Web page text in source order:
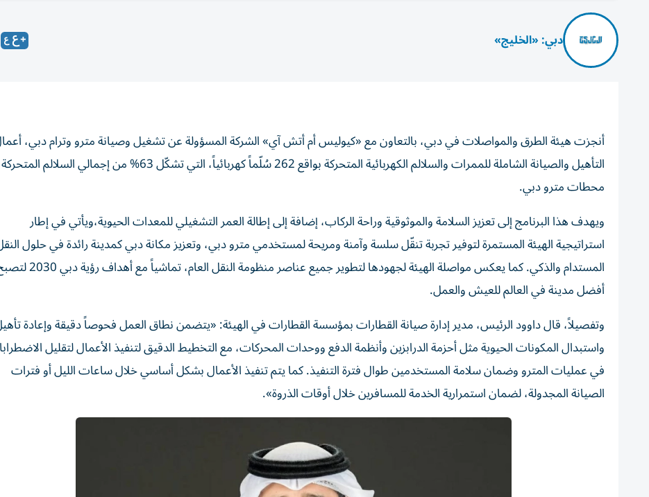
دبي: «الخليج»
أنجزت هيئة الطرق والمواصلات في دبي، بالتعاون مع «كيوليس أم أتش آي» الشركة المسؤولة عن تشغيل وصيانة مترو وترام دبي،
التأهيل والصيانة الشاملة للممرات والسلالم الكهربائية المتحركة بواقع 262 سُلّماً كهربائياً، التي تشكّل 63% من إجمالي
محطات مترو دبي.
ويهدف هذا البرنامج إلى تعزيز السلامة والموثوقية وراحة الركاب، إضافة إلى إطالة العمر التشغيلي للمعدات الحيوية،ويأتي في إطار
استراتيجية الهيئة المستمرة لتوفير تجربة تنقّل سلسة وآمنة ومريحة لمستخدمي مترو دبي، وتعزيز مكانة دبي كمدينة رائدة في حلول
المستدام والذكي. كما يعكس مواصلة الهيئة لجهودها لتطوير جميع عناصر منظومة النقل العام،
أفضل مدينة في العالم للعيش والعمل.
وتفصيلاً، قال داوود الرئيس، مدير إدارة صيانة القطارات بمؤسسة القطارات في الهيئة: «يتضمن نطاق العمل فحوصاً دقيقة وإعادة
واستبدال المكونات الحيوية مثل أحزمة الدرابزين وأنظمة الدفع ووحدات المحركات، مع التخطيط الدقيق لتنفيذ الأعمال لتقليل
في عمليات المترو وضمان سلامة المستخدمين طوال فترة التنفيذ. كما يتم تنفيذ الأعمال بشكل أساسي خلال ساعات الليل أو فترات
الصيانة المجدولة، لضمان استمرارية الخدمة للمسافرين خلال أوقات الذروة».